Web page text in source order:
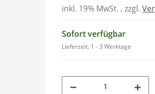
inkl. 19% MwSt. , zzgl.
Sofort verfügbar
Lieferzeit: 1 - 3 Werktage